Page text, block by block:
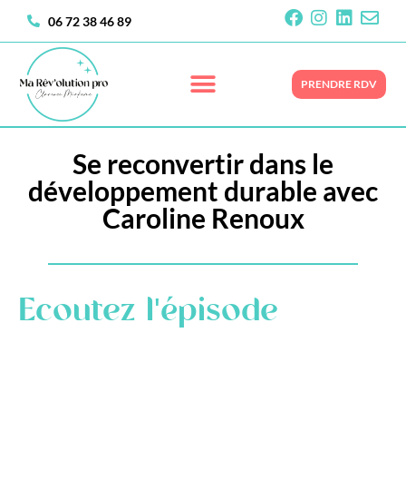
06 72 38 46 89
PRENDRE RDV
Se reconvertir dans le
développement durable avec
Caroline Renoux
Ecoutez l'épisode